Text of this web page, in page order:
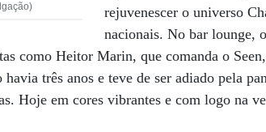
rejuvenescer o universo
nacionais. No bar lounge,
como Heitor Marin, que comanda o
havia três anos e teve de ser adiado pela
Hoje em cores vibrantes e com logo na